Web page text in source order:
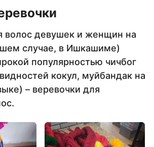
волос девушек и женщин на
случае, в Ишкашиме)
популярностью чичбог
кокул, муйбандак на
– веревочки для